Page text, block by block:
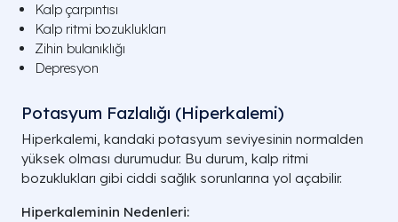
Kalp çarpıntısı
Kalp ritmi bozuklukları
Zihin bulanıklığı
Depresyon
Potasyum Fazlalığı (Hiperkalemi)
Hiperkalemi, kandaki potasyum seviyesinin normalden
yüksek olması durumudur. Bu durum, kalp ritmi
bozuklukları gibi ciddi sağlık sorunlarına yol açabilir.
Hiperkaleminin Nedenleri: